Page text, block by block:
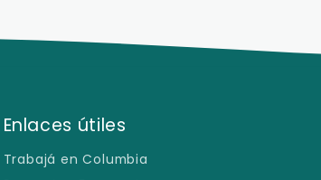
Enlaces útiles
Trabajá en Columbia